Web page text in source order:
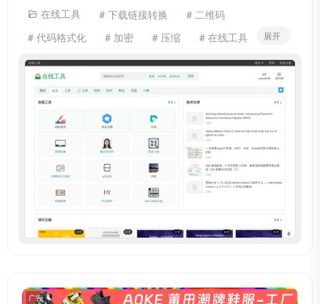
在线工具 # 下载链接转换
# 二维码
# 代码格式化
# 加密 # 压缩
# 在线工具
# 字帖
# 小工具 # 工具
# 开发人员工具
# 田字格
# 进制转换
展开
广告